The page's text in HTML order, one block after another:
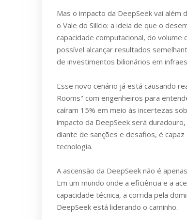
Mas o impacto da DeepSeek vai além
o Vale do Silício: a ideia de que o
capacidade computacional, do
possível alcançar resultados
de investimentos bilionários em
Esse novo cenário já está causando
Rooms" com engenheiros para
caíram 15% em meio às incertezas
impacto da DeepSeek será
diante de sanções e desafios, é
tecnologia.
A ascensão da DeepSeek não é
Em um mundo onde a eficiência e a
capacidade técnica, a corrida pela
DeepSeek está liderando o caminho.